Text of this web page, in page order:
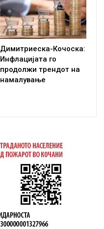
Димитриеска-Кочоска:
Инфлацијата го
продолжи трендот на
намалување